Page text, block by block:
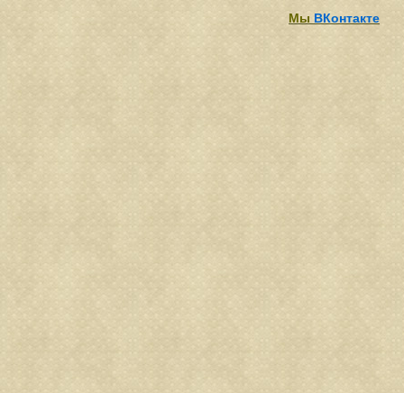
Мы ВКонтакте